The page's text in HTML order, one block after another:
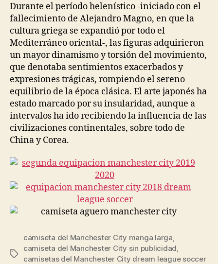
Durante el período helenístico -iniciado con el
fallecimiento de Alejandro Magno, en que la
cultura griega se expandió por todo el
Mediterráneo oriental-, las figuras adquirieron
un mayor dinamismo y torsión del movimiento,
que denotaba sentimientos exacerbados y
expresiones trágicas, rompiendo el sereno
equilibrio de la época clásica. El arte japonés ha
estado marcado por su insularidad, aunque a
intervalos ha ido recibiendo la influencia de las
civilizaciones continentales, sobre todo de
China y Corea.
Etiquetas
camiseta del Manchester City manga larga,
camiseta del Manchester City sin publicidad,
camisetas del Manchester City dream league soccer